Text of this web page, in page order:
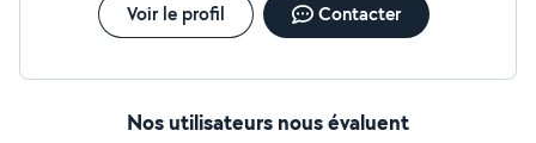
Voir le profil Contacter
Nos utilisateurs nous évaluent